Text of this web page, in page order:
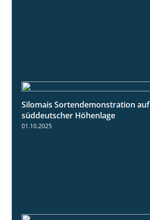
Silomais Sortendemonstration auf
süddeutscher Höhenlage
01.10.2025